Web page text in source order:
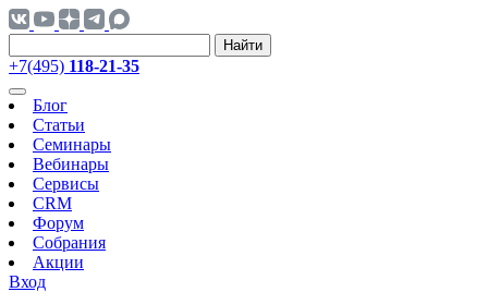
Найти
+7(495) 118-21-35
Блог
Статьи
Семинары
Вебинары
Сервисы
CRM
Форум
Собрания
Акции
Вход